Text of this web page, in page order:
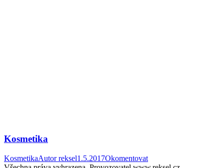
Kosmetika
KosmetikaAutorreksel1.5.2017Okomentovat